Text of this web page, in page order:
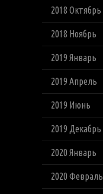
2018 Октябрь
2018 Ноябрь
2019 Январь
2019 Апрель
2019 Июнь
2019 Декабрь
2020 Январь
2020 Февраль